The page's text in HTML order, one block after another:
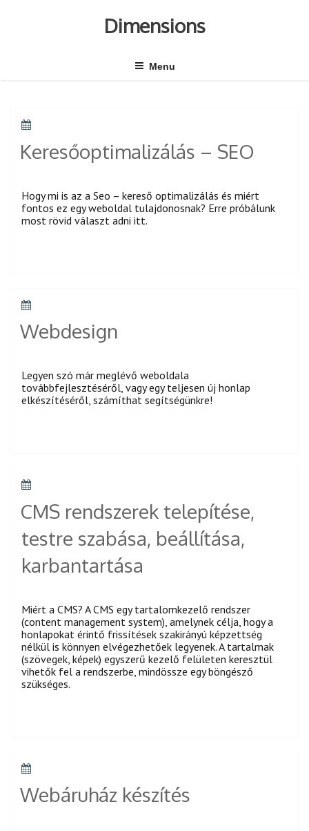
Dimensions
Menu
Keresőoptimalizálás – SEO
Hogy mi is az a Seo – kereső optimalizálás és miért
fontos ez egy weboldal tulajdonosnak? Erre próbálunk
most rövid választ adni itt.
Webdesign
Legyen szó már meglévő weboldala
továbbfejlesztéséről, vagy egy teljesen új honlap
elkészítéséről, számíthat segítségünkre!
CMS rendszerek telepítése,
testre szabása, beállítása,
karbantartása
Miért a CMS? A CMS egy tartalomkezelő rendszer
(content management system), amelynek célja, hogy a
honlapokat érintő frissítések szakirányú képzettség
nélkül is könnyen elvégezhetőek legyenek. A tartalmak
(szövegek, képek) egyszerű kezelő felületen keresztül
vihetők fel a rendszerbe, mindössze egy böngésző
szükséges.
Webáruház készítés